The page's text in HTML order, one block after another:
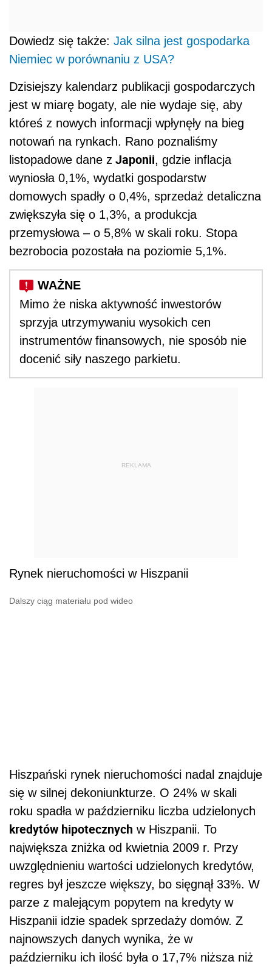
Dowiedz się także: Jak silna jest gospodarka
Niemiec w porównaniu z USA?
Dzisiejszy kalendarz publikacji gospodarczych
jest w miarę bogaty, ale nie wydaje się, aby
któreś z nowych informacji wpłynęły na bieg
notowań na rynkach. Rano poznaliśmy
listopadowe dane z Japonii, gdzie inflacja
wyniosła 0,1%, wydatki gospodarstw
domowych spadły o 0,4%, sprzedaż detaliczna
zwiększyła się o 1,3%, a produkcja
przemysłowa – o 5,8% w skali roku. Stopa
bezrobocia pozostała na poziomie 5,1%.
Mimo że niska aktywność inwestorów
sprzyja utrzymywaniu wysokich cen
instrumentów finansowych, nie sposób nie
docenić siły naszego parkietu.
REKLAMA
Rynek nieruchomości w Hiszpanii
Dalszy ciąg materiału pod wideo
Hiszpański rynek nieruchomości nadal znajduje
się w silnej dekoniunkturze. O 24% w skali
roku spadła w październiku liczba udzielonych
kredytów hipotecznych w Hiszpanii. To
największa zniżka od kwietnia 2009 r. Przy
uwzględnieniu wartości udzielonych kredytów,
regres był jeszcze większy, bo sięgnął 33%. W
parze z malejącym popytem na kredyty w
Hiszpanii idzie spadek sprzedaży domów. Z
najnowszych danych wynika, że w
październiku ich ilość była o 17,7% niższa niż